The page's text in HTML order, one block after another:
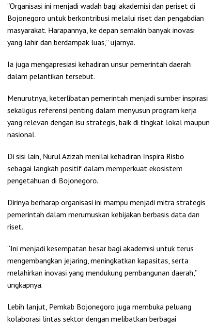
“Organisasi ini menjadi wadah bagi akademisi dan periset di
Bojonegoro untuk berkontribusi melalui riset dan pengabdian
masyarakat. Harapannya, ke depan semakin banyak inovasi
yang lahir dan berdampak luas,” ujarnya.
Ia juga mengapresiasi kehadiran unsur pemerintah daerah
dalam pelantikan tersebut.
Menurutnya, keterlibatan pemerintah menjadi sumber inspirasi
sekaligus referensi penting dalam menyusun program kerja
yang relevan dengan isu strategis, baik di tingkat lokal maupun
nasional.
Di sisi lain, Nurul Azizah menilai kehadiran Inspira Risbo
sebagai langkah positif dalam memperkuat ekosistem
pengetahuan di Bojonegoro.
Dirinya berharap organisasi ini mampu menjadi mitra strategis
pemerintah dalam merumuskan kebijakan berbasis data dan
riset.
“Ini menjadi kesempatan besar bagi akademisi untuk terus
mengembangkan jejaring, meningkatkan kapasitas, serta
melahirkan inovasi yang mendukung pembangunan daerah,”
ungkapnya.
Lebih lanjut, Pemkab Bojonegoro juga membuka peluang
kolaborasi lintas sektor dengan melibatkan berbagai